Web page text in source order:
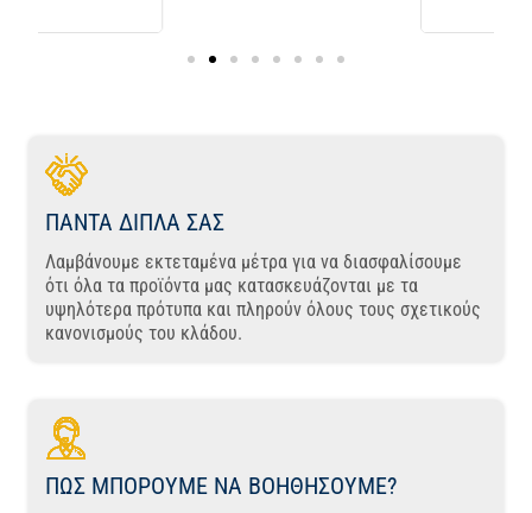
ΠΑΝΤΑ ΔΙΠΛΑ ΣΑΣ
Λαμβάνουμε εκτεταμένα μέτρα για να διασφαλίσουμε
ότι όλα τα προϊόντα μας κατασκευάζονται με τα
υψηλότερα πρότυπα και πληρούν όλους τους σχετικούς
κανονισμούς του κλάδου.
ΠΩΣ ΜΠΟΡΟΥΜΕ ΝΑ ΒΟΗΘΗΣΟΥΜΕ?